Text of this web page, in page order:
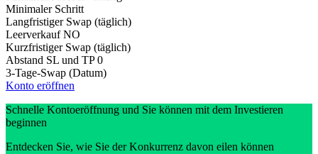
Minimaler Schritt
Langfristiger Swap (täglich)
Leerverkauf NO
Kurzfristiger Swap (täglich)
Abstand SL und TP 0
3-Tage-Swap (Datum)
Konto eröffnen
Schnelle Kontoeröffnung und Sie können mit dem Investieren
beginnen
Entdecken Sie, wie Sie der Konkurrenz davon eilen können